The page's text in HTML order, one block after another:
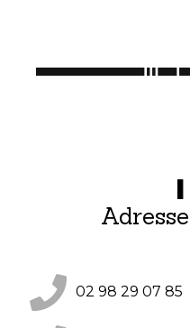
02 98 29 07 85